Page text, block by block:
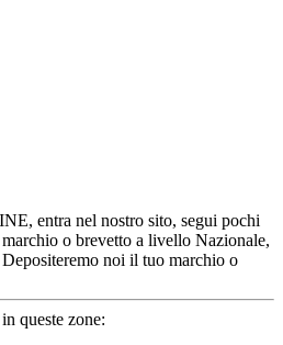
entra nel nostro sito, segui pochi
o brevetto a livello Nazionale,
noi il tuo marchio o
queste zone: